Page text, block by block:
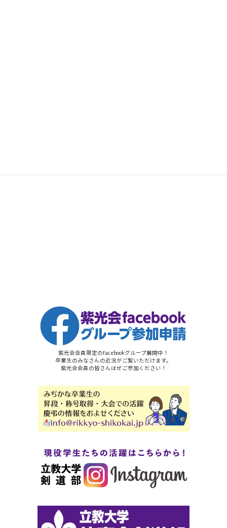
紫光会会員限定のfacebookグループ展開中！
卒業生のみなさんの近況がご覧いただけます。
紫光会会員の皆さんはぜご参加ください！